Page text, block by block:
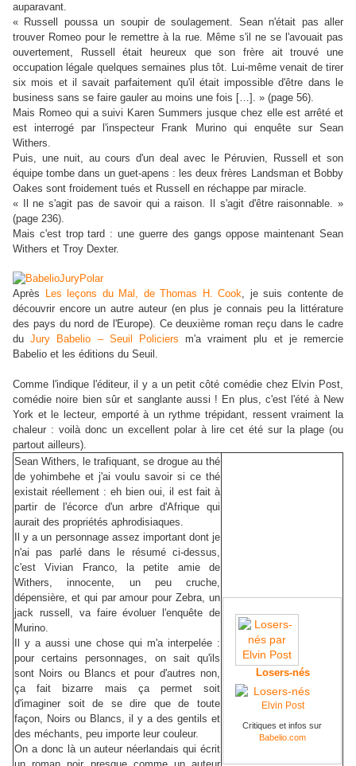
auparavant.
« Russell poussa un soupir de soulagement. Sean n'était pas aller
trouver Romeo pour le remettre à la rue. Même s'il ne se l'avouait pas
ouvertement, Russell était heureux que son frère ait trouvé une
occupation légale quelques semaines plus tôt. Lui-même venait de tirer
six mois et il savait parfaitement qu'il était impossible d'être dans le
business sans se faire gauler au moins une fois […]. » (page 56).
Mais Romeo qui a suivi Karen Summers jusque chez elle est arrêté et
est interrogé par l'inspecteur Frank Murino qui enquête sur Sean
Withers.
Puis, une nuit, au cours d'un deal avec le Péruvien, Russell et son
équipe tombe dans un guet-apens : les deux frères Landsman et Bobby
Oakes sont froidement tués et Russell en réchappe par miracle.
« Il ne s'agit pas de savoir qui a raison. Il s'agit d'être raisonnable. »
(page 236).
Mais c'est trop tard : une guerre des gangs oppose maintenant Sean
Withers et Troy Dexter.
Après Les leçons du Mal, de Thomas H. Cook, je suis contente de
découvrir encore un autre auteur (en plus je connais peu la littérature
des pays du nord de l'Europe). Ce deuxième roman reçu dans le cadre
duJury Babelio – Seuil Policiers m'a vraiment plu et je remercie
Babelio et les éditions du Seuil.
Comme l'indique l'éditeur, il y a un petit côté comédie chez Elvin Post,
comédie noire bien sûr et sanglante aussi ! En plus, c'est l'été à New
York et le lecteur, emporté à un rythme trépidant, ressent vraiment la
chaleur : voilà donc un excellent polar à lire cet été sur la plage (ou
partout ailleurs).
Sean Withers, le trafiquant, se drogue au thé
de yohimbehe et j'ai voulu savoir si ce thé
existait réellement : eh bien oui, il est fait à
partir de l'écorce d'un arbre d'Afrique qui
aurait des propriétés aphrodisiaques.
Il y a un personnage assez important dont je
n'ai pas parlé dans le résumé ci-dessus,
c'est Vivian Franco, la petite amie de
Withers, innocente, un peu cruche,
dépensière, et qui par amour pour Zebra, un
jack russell, va faire évoluer l'enquête de
Murino.
Il y a aussi une chose qui m'a interpelée :
pour certains personnages, on sait qu'ils
sont Noirs ou Blancs et pour d'autres non,
ça fait bizarre mais ça permet soit
d'imaginer soit de se dire que de toute
façon, Noirs ou Blancs, il y a des gentils et
des méchants, peu importe leur couleur.
On a donc là un auteur néerlandais qui écrit
Losers-nés
Elvin Post
Critiques et infos sur
Babelio.com